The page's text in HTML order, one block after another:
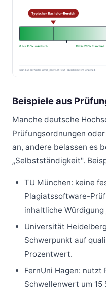
Beispiele aus
Manche deutsche
Prüfungsordnungen
an, andere belassen es
„Selbstständigkeit".
TU München: keine
Plagiatssoftware-
inhaltliche
Universität
Schwerpunkt auf
Prozentwert.
FernUni Hagen:
Schwellenwert um 15